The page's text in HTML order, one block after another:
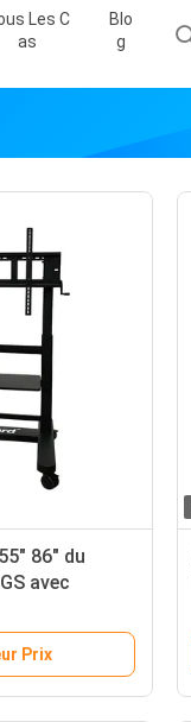
Les C
As
Blo
G
86" du
avec
Prix